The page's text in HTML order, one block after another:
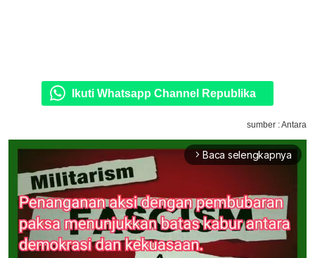
Ikuti Whatsapp Channel Republika
sumber : Antara
arrow_forward_ios Baca selengkapnya